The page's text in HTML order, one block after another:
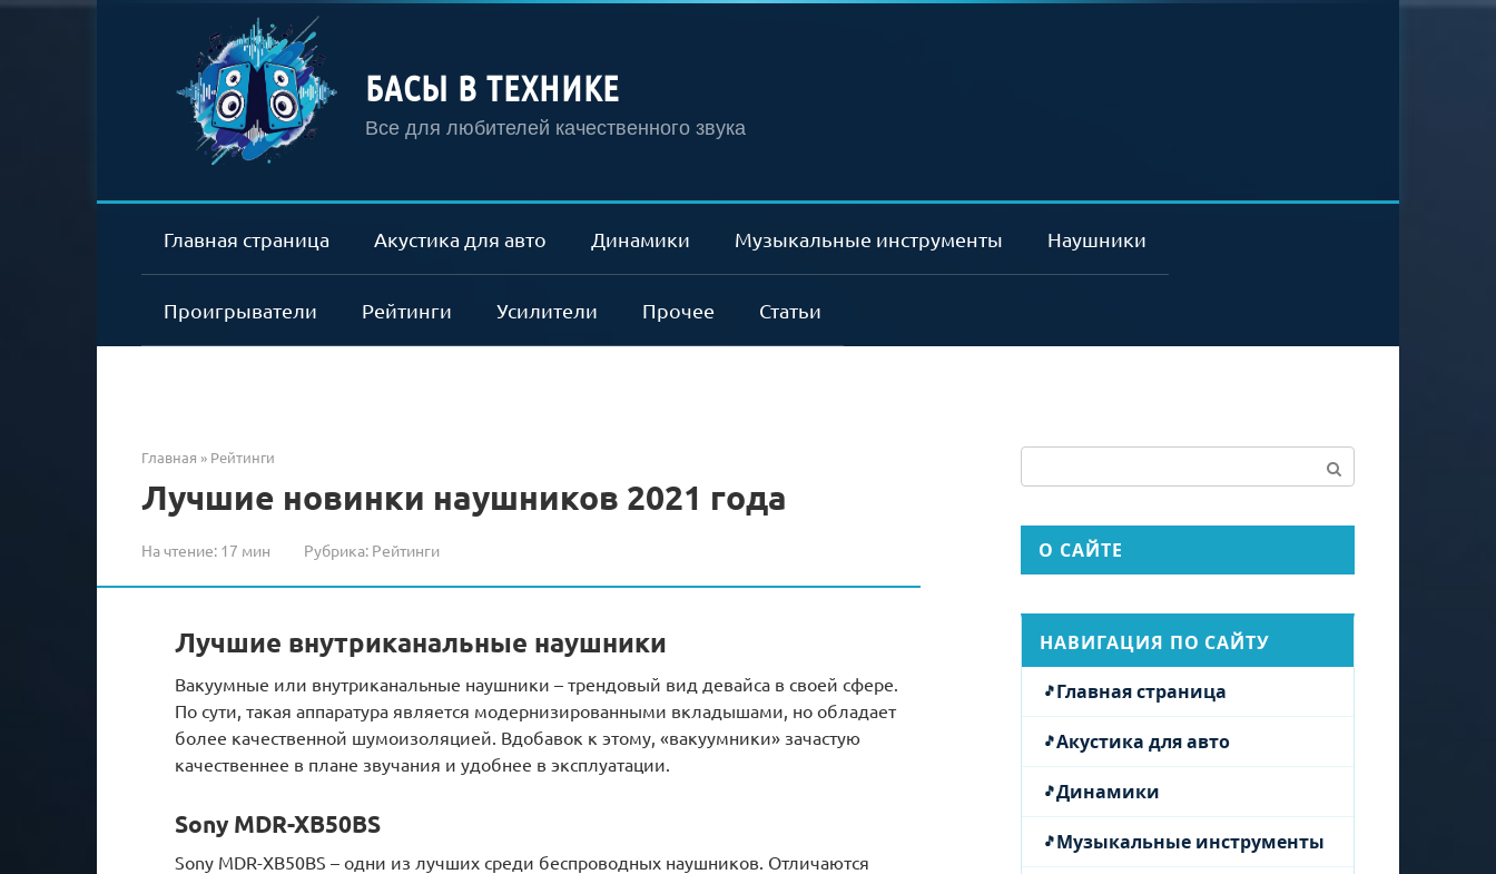
БАСЫ В ТЕХНИКЕ
Все для любителей качественного звука
Главная страница Акустика для авто Динамики Музыкальные инструменты Наушники
Проигрыватели Рейтинги Усилители Прочее Статьи
Главная » Рейтинги
Лучшие новинки наушников 2021 года
На чтение: 17 мин Рубрика: Рейтинги
Лучшие внутриканальные наушники
Вакуумные или внутриканальные наушники – трендовый вид девайса в своей сфере.
По сути, такая аппаратура является модернизированными вкладышами, но обладает
более качественной шумоизоляцией. Вдобавок к этому, «вакуумники» зачастую
качественнее в плане звучания и удобнее в эксплуатации.
Sony MDR-XB50BS
Sony MDR-XB50BS – одни из лучших среди беспроводных наушников. Отличаются
О САЙТЕ
НАВИГАЦИЯ ПО САЙТУ
Главная страница
Акустика для авто
Динамики
Музыкальные инструменты